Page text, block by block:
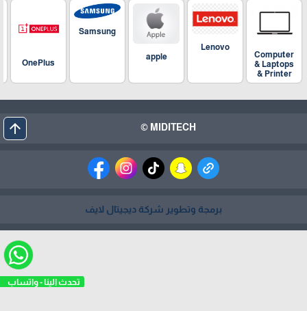
تحدث الينا - واتساب
Computer
& Laptops
& Printer
Lenovo
apple
Samsung
OnePlus
MIDITECH ©
arrow_upward
برمجة وتطوير شركة ديجيتال لايف